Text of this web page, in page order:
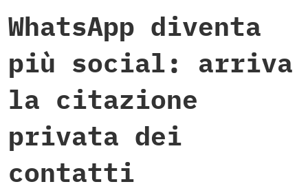
WhatsApp diventa
più social: arriva
la citazione
privata dei
contatti